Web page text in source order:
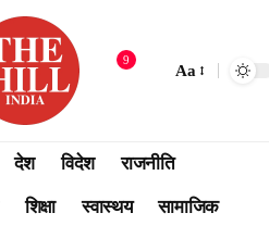
9
Aa
देश विदेश राजनीति
शिक्षा स्वास्थय सामाजिक